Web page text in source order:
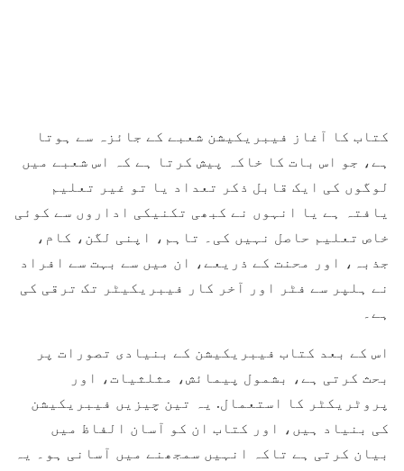
کتاب کا آغاز فیبریکیشن شعبے کے جائزہ سے ہوتا
ہے، جو اس بات کا خاکہ پیش کرتا ہے کہ اس شعبے میں
لوگوں کی ایک قابل ذکر تعداد یا تو غیر تعلیم
یافتہ ہے یا انہوں نے کبھی تکنیکی اداروں سے کوئی
خاص تعلیم حاصل نہیں کی۔ تاہم، اپنی لگن، کام،
جذبہ، اور محنت کے ذریعے، ان میں سے بہت سے افراد
نے ہلپر سے فٹر اور آخر کار فیبریکیٹر تک ترقی کی
ہے۔
اس کے بعد کتاب فیبریکیشن کے بنیادی تصورات پر
بحث کرتی ہے، بشمول پیمائش، مثلثیات، اور
پروٹریکٹر کا استعمال. یہ تین چیزیں فیبریکیشن
کی بنیاد ہیں، اور کتاب ان کو آسان الفاظ میں
بیان کرتی ہے تاکہ انہیں سمجھنے میں آسانی ہو۔ یہ